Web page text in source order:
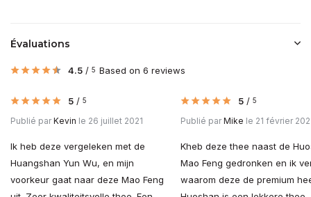
Évaluations
4.5 / 5 Based on 6 reviews
5 / 5
Publié parKevin le 26 juillet 2021
Ik heb deze vergeleken met de
Huangshan Yun Wu, en mijn
voorkeur gaat naar deze Mao Feng
5 / 5
Publié parMike le 21 février
Kheb deze thee naast de
Mao Feng gedronken en ik
waarom deze de premium